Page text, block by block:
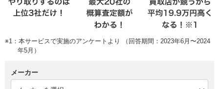
※1：本サービスで実施のアンケートより （回答期間：2023年6月〜2024
年5月）
メーカー